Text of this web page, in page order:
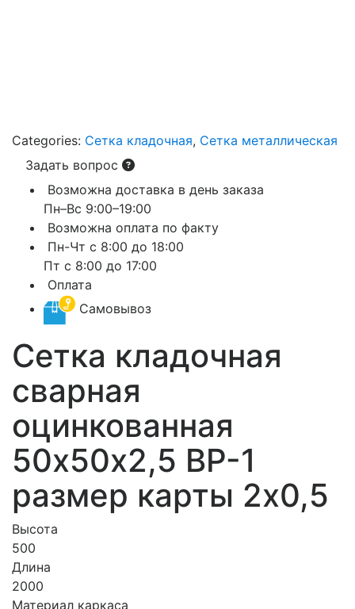
Categories: Сетка кладочная, Сетка металлическая
Задать вопрос
Возможна доставка в день заказа
Пн–Вс 9:00–19:00
Возможна оплата по факту
Пн-Чт с 8:00 до 18:00
Пт с 8:00 до 17:00
Оплата
Самовывоз
Сетка кладочная
сварная
оцинкованная
50х50х2,5 ВР-1
размер карты 2х0,5
Высота
500
Длина
2000
Материал каркаса